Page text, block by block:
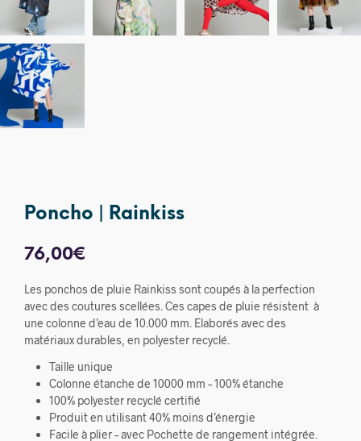
Poncho | Rainkiss
76,00€
Les ponchos de pluie Rainkiss sont coupés à la perfection
avec des coutures scellées. Ces capes de pluie résistent à
une colonne d’eau de 10.000 mm. Elaborés avec des
matériaux durables, en polyester recyclé.
Taille unique
Colonne étanche de 10000 mm – 100% étanche
100% polyester recyclé certifié
Produit en utilisant 40% moins d’énergie
Facile à plier – avec Pochette de rangement intégrée.